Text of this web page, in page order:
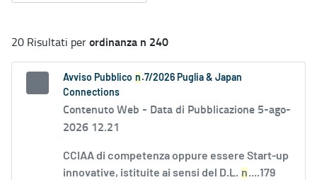
20 Risultati perordinanza n 240
Avviso Pubblico n .7/2026 Puglia & Japan
Connections
Contenuto Web - Data di Pubblicazione 5-ago-
2026 12.21
CCIAA di competenza oppure essere Start-up
innovative, istituite ai sensi del D.L. n....179